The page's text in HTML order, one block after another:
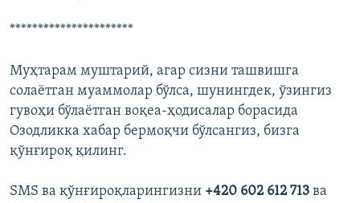
**********************
Муҳтарам муштарий, агар сизни ташвишга
солаётган муаммолар бўлса, шунингдек, ўзингиз
гувоҳи бўлаётган воқеа-ҳодисалар борасида
Озодликка хабар бермоқчи бўлсангиз, бизга
қўнғироқ қилинг.
SMS ва қўнғироқларингизни +420 602 612 713 ва